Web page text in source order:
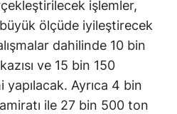
işlemler,
büyük ölçüde iyileştirecek
dahilinde 10 bin
ve 15 bin 150
Ayrıca 4 bin
ile 27 bin 500 ton